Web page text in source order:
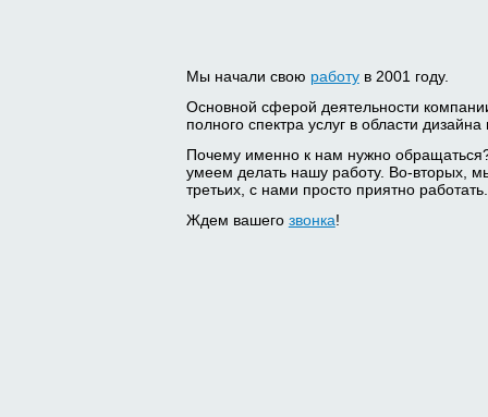
Мы начали свою работув 2001 году.
Основной сферой деятельности
полного спектра услуг в области
Почему именно к нам нужно
умеем делать нашу работу. Во-вторых,
третьих, с нами просто приятно работать.
Ждем вашего звонка!